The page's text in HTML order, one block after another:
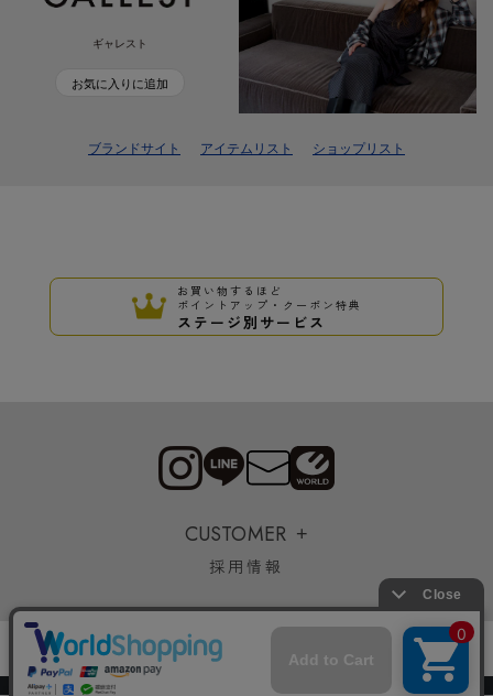
ギャレスト
お気に入りに追加
ブランドサイト アイテムリスト ショップリスト
お買い物するほど
ポイントアップ・クーポン特典
ステージ別サービス
CUSTOMER
採用情報
Copyrights © WORLD CO.,LTD. All rights reserved.